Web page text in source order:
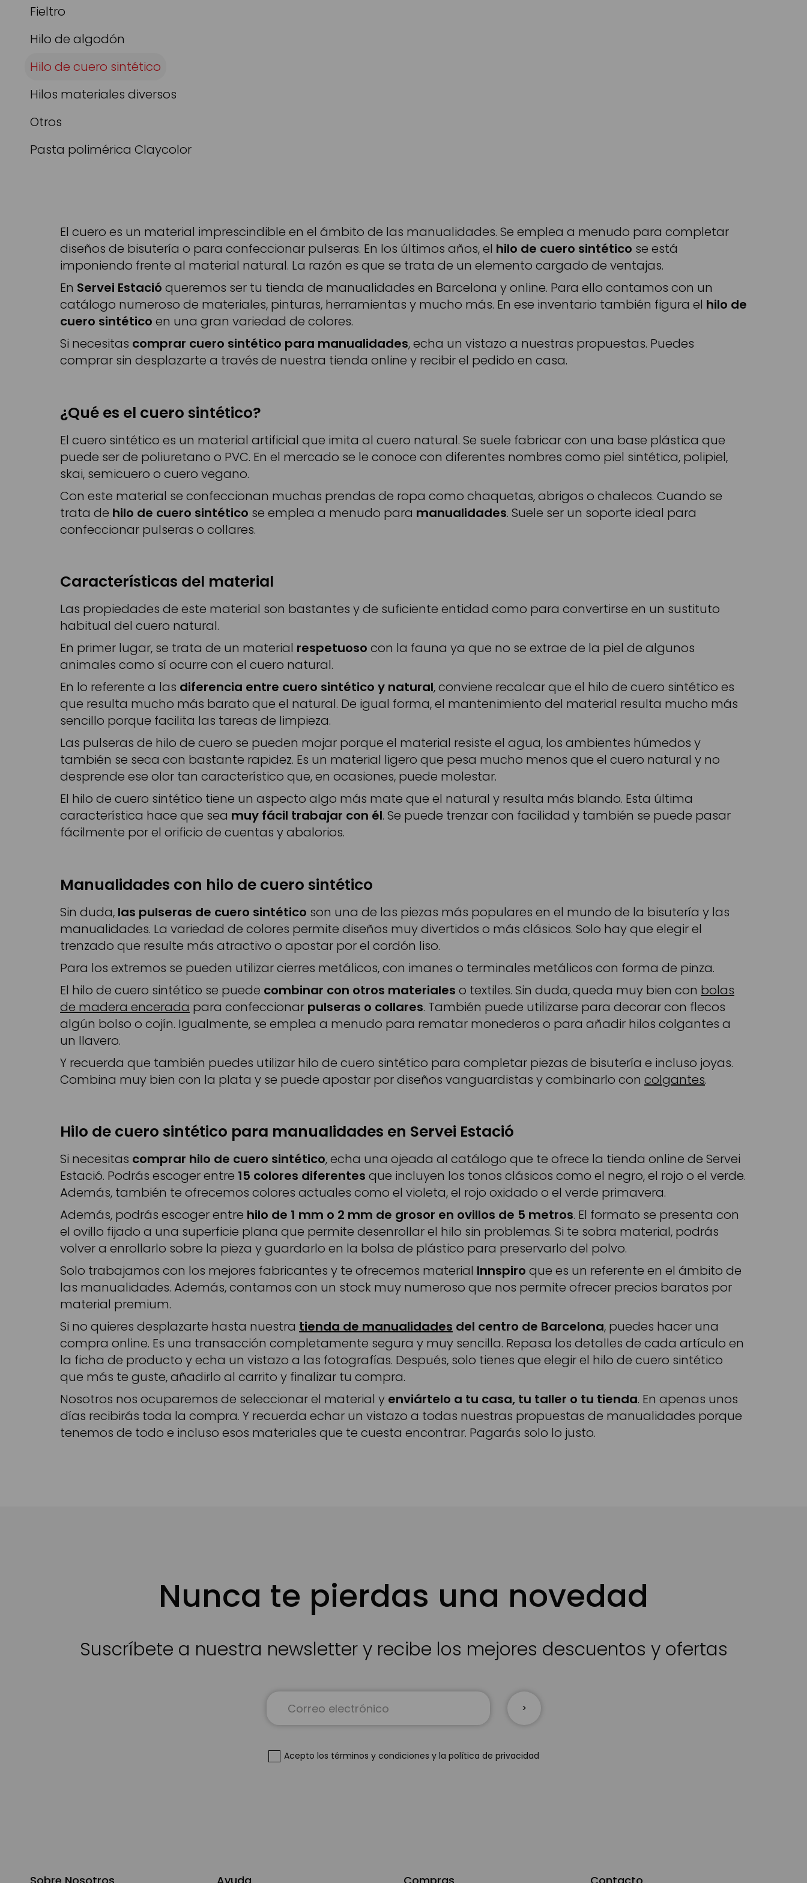
Fieltro
Hilo de algodón
Hilo de cuero sintético
Hilos materiales diversos
Otros
Pasta polimérica Claycolor
El cuero es un material imprescindible en el ámbito de las manualidades. Se emplea a menudo para completar
diseños de bisutería o para confeccionar pulseras. En los últimos años, el hilo de cuero sintético se está
imponiendo frente al material natural. La razón es que se trata de un elemento cargado de ventajas.
En Servei Estació queremos ser tu tienda de manualidades en Barcelona y online. Para ello contamos con un
catálogo numeroso de materiales, pinturas, herramientas y mucho más. En ese inventario también figura el hilo de
cuero sintético en una gran variedad de colores.
Si necesitas comprar cuero sintético para manualidades, echa un vistazo a nuestras propuestas. Puedes
comprar sin desplazarte a través de nuestra tienda online y recibir el pedido en casa.
¿Qué es el cuero sintético?
El cuero sintético es un material artificial que imita al cuero natural. Se suele fabricar con una base plástica que
puede ser de poliuretano o PVC. En el mercado se le conoce con diferentes nombres como piel sintética, polipiel,
skai, semicuero o cuero vegano.
Con este material se confeccionan muchas prendas de ropa como chaquetas, abrigos o chalecos. Cuando se
trata de hilo de cuero sintético se emplea a menudo para manualidades. Suele ser un soporte ideal para
confeccionar pulseras o collares.
Características del material
Las propiedades de este material son bastantes y de suficiente entidad como para convertirse en un sustituto
habitual del cuero natural.
En primer lugar, se trata de un material respetuoso con la fauna ya que no se extrae de la piel de algunos
animales como sí ocurre con el cuero natural.
En lo referente a las diferencia entre cuero sintético y natural, conviene recalcar que el hilo de cuero sintético es
que resulta mucho más barato que el natural. De igual forma, el mantenimiento del material resulta mucho más
sencillo porque facilita las tareas de limpieza.
Las pulseras de hilo de cuero se pueden mojar porque el material resiste el agua, los ambientes húmedos y
también se seca con bastante rapidez. Es un material ligero que pesa mucho menos que el cuero natural y no
desprende ese olor tan característico que, en ocasiones, puede molestar.
El hilo de cuero sintético tiene un aspecto algo más mate que el natural y resulta más blando. Esta última
característica hace que sea muy fácil trabajar con él. Se puede trenzar con facilidad y también se puede pasar
fácilmente por el orificio de cuentas y abalorios.
Manualidades con hilo de cuero sintético
Sin duda, las pulseras de cuero sintético son una de las piezas más populares en el mundo de la bisutería y las
manualidades. La variedad de colores permite diseños muy divertidos o más clásicos. Solo hay que elegir el
trenzado que resulte más atractivo o apostar por el cordón liso.
Para los extremos se pueden utilizar cierres metálicos, con imanes o terminales metálicos con forma de pinza.
El hilo de cuero sintético se puede combinar con otros materiales o textiles. Sin duda, queda muy bien con bolas
de madera encerada para confeccionar pulseras o collares. También puede utilizarse para decorar con flecos
algún bolso o cojín. Igualmente, se emplea a menudo para rematar monederos o para añadir hilos colgantes a
un llavero.
Y recuerda que también puedes utilizar hilo de cuero sintético para completar piezas de bisutería e incluso joyas.
Combina muy bien con la plata y se puede apostar por diseños vanguardistas y combinarlo con colgantes.
Hilo de cuero sintético para manualidades en Servei Estació
Si necesitas comprar hilo de cuero sintético, echa una ojeada al catálogo que te ofrece la tienda online de Servei
Estació. Podrás escoger entre 15 colores diferentes que incluyen los tonos clásicos como el negro, el rojo o el verde.
Además, también te ofrecemos colores actuales como el violeta, el rojo oxidado o el verde primavera.
Además, podrás escoger entre hilo de 1 mm o 2 mm de grosor en ovillos de 5 metros. El formato se presenta con
el ovillo fijado a una superficie plana que permite desenrollar el hilo sin problemas. Si te sobra material, podrás
volver a enrollarlo sobre la pieza y guardarlo en la bolsa de plástico para preservarlo del polvo.
Solo trabajamos con los mejores fabricantes y te ofrecemos material Innspiro que es un referente en el ámbito de
las manualidades. Además, contamos con un stock muy numeroso que nos permite ofrecer precios baratos por
material premium.
Si no quieres desplazarte hasta nuestra tienda de manualidades del centro de Barcelona, puedes hacer una
compra online. Es una transacción completamente segura y muy sencilla. Repasa los detalles de cada artículo en
la ficha de producto y echa un vistazo a las fotografías. Después, solo tienes que elegir el hilo de cuero sintético
que más te guste, añadirlo al carrito y finalizar tu compra.
Nosotros nos ocuparemos de seleccionar el material y enviártelo a tu casa, tu taller o tu tienda. En apenas unos
días recibirás toda la compra. Y recuerda echar un vistazo a todas nuestras propuestas de manualidades porque
tenemos de todo e incluso esos materiales que te cuesta encontrar. Pagarás solo lo justo.
Nunca te pierdas una novedad
Suscríbete a nuestra newsletter y recibe los mejores descuentos y ofertas
a
noticias:
Acepto los términos y condiciones y la política de privacidad